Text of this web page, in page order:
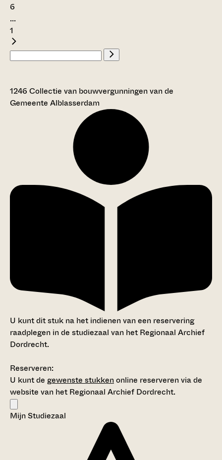
6
...
1
1246 Collectie van bouwvergunningen van de
Gemeente Alblasserdam
U kunt dit stuk na het indienen van een reservering
raadplegen in de studiezaal van het Regionaal Archief
Dordrecht.
Reserveren:
U kunt de gewenste stukkenonline reserveren via de
website van het Regionaal Archief Dordrecht.
Mijn Studiezaal